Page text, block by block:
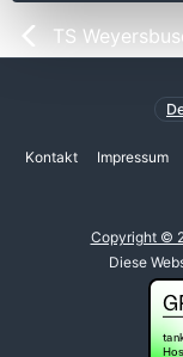
TS
Kontakt Impressum
Copyright ©
Diese